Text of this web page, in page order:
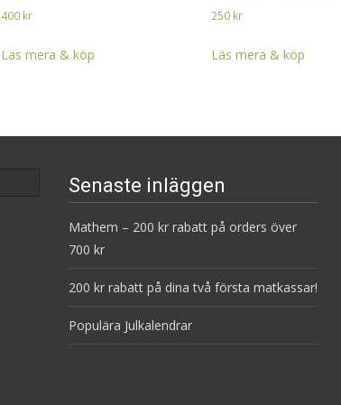
400 kr
Läs mera & köp
250 kr
Läs mera & köp
Senaste inläggen
Mathem – 200 kr rabatt på orders över
700 kr
200 kr rabatt på dina två första matkassar!
Populära Julkalendrar